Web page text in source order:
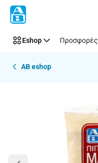
Παράλειψη
Eshop Προσφορές
AB eshop